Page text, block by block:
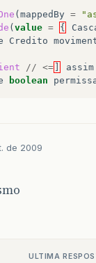
(mappedBy =
(value = {
Credito
// <= ] assim
boolean
de 2009
ULTIMA